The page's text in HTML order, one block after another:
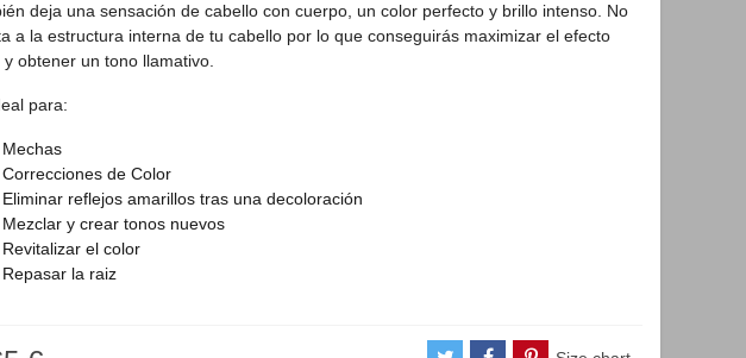
deja una sensación de cabello con cuerpo, un color perfecto y brillo intenso. No
a la estructura interna de tu cabello por lo que conseguirás maximizar el efecto
y obtener un tono llamativo.
para:
Mechas
Correcciones de Color
Eliminar reflejos amarillos tras una decoloración
Mezclar y crear tonos nuevos
Revitalizar el color
Repasar la raiz